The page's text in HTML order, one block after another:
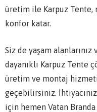
üretim ile Karpuz Tente,
konfor katar.
Siz de yaşam
dayanıklı Karpuz Tente
üretim ve montaj
geçebilirsiniz.
için hemen Vatan